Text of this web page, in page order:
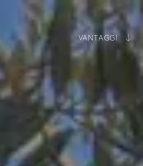
VANTAGGI
Miglior prezzo garantito
Tipologie di camere in esclusiva
Piscina inclusa